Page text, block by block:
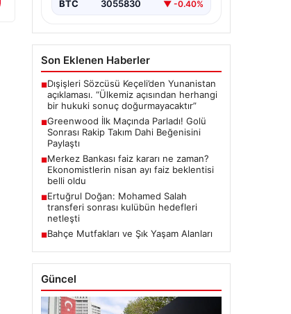
BTC 3055830 ▼ -0.40%
Son Eklenen Haberler
■Dışişleri Sözcüsü Keçeli’den Yunanistan
açıklaması. “Ülkemiz açısından herhangi
bir hukuki sonuç doğurmayacaktır”
■Greenwood İlk Maçında Parladı! Golü
Sonrası Rakip Takım Dahi Beğenisini
Paylaştı
■Merkez Bankası faiz kararı ne zaman?
Ekonomistlerin nisan ayı faiz beklentisi
belli oldu
■Ertuğrul Doğan: Mohamed Salah
transferi sonrası kulübün hedefleri
netleşti
■Bahçe Mutfakları ve Şık Yaşam Alanları
Güncel